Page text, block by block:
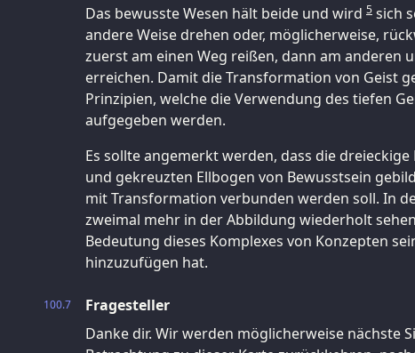
Das bewusste Wesen hält beide und wird 5 sich
andere Weise drehen oder, möglicherweise,
zuerst am einen Weg reißen, dann am anderen
erreichen. Damit die Transformation von Geist
Prinzipien, welche die Verwendung des tiefen
aufgegeben werden.
Es sollte angemerkt werden, dass die
und gekreuzten Ellbogen von Bewusstsein
mit Transformation verbunden werden soll. In
zweimal mehr in der Abbildung wiederholt
Bedeutung dieses Komplexes von Konzepten
hinzuzufügen hat.
100.7
Fragesteller
Danke dir. Wir werden möglicherweise nächste